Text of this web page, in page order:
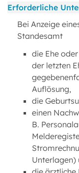
Erforderliche
Bei Anzeige
Standesamt
die Ehe
der letzten
Auflösung,
die
einen
B.
Unterlagen)